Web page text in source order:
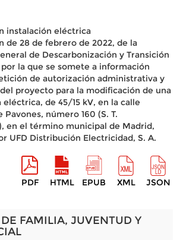
instalación eléctrica
de 28 de febrero de 2022, de la
de Descarbonización y Transición
la que se somete a información
de autorización administrativa y
proyecto para la modificación de una
eléctrica, de 45/15 kV, en la calle
Pavones, número 160 (S. T.
en el término municipal de Madrid,
UFD Distribución Electricidad, S. A.
PDF HTML EPUB XML JSON
FAMILIA, JUVENTUD Y